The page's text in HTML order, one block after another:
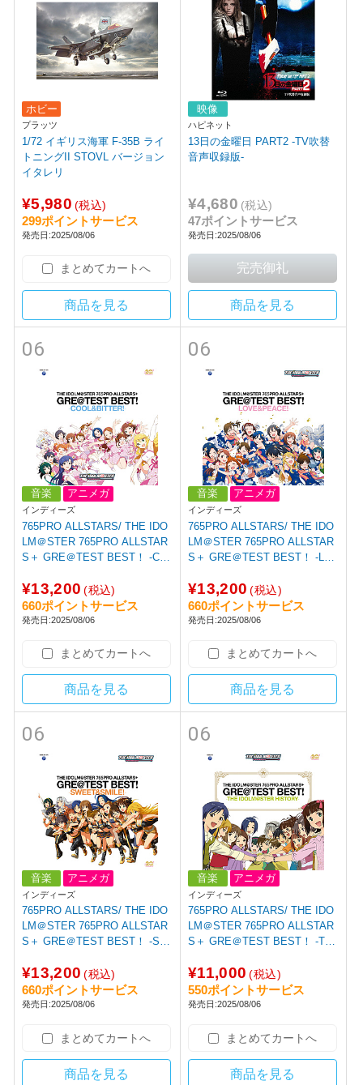
ホビー
プラッツ
1/72 イギリス海軍 F-35B ライ
トニングII STOVL バージョン
イタレリ
¥5,980 (税込)
299ポイントサービス
発売日:2025/08/06
まとめてカートへ
商品を見る
映像
ハピネット
13日の金曜日 PART2 -TV吹替
音声収録版-
¥4,680 (税込)
47ポイントサービス
発売日:2025/08/06
商品を見る
06
音楽 アニメガ
インディーズ
765PRO ALLSTARS/ THE IDO
LM＠STER 765PRO ALLSTAR
S＋ GRE＠TEST BEST！ -CO
¥13,200 (税込)
660ポイントサービス
発売日:2025/08/06
まとめてカートへ
商品を見る
06
音楽 アニメガ
インディーズ
765PRO ALLSTARS/ THE IDO
LM＠STER 765PRO ALLSTAR
S＋ GRE＠TEST BEST！ -LO
イブリッド） 【sof001】
¥13,200 (税込)
660ポイントサービス
発売日:2025/08/06
まとめてカートへ
商品を見る
06
音楽 アニメガ
インディーズ
765PRO ALLSTARS/ THE IDO
LM＠STER 765PRO ALLSTAR
S＋ GRE＠TEST BEST！ -SW
¥13,200 (税込)
660ポイントサービス
発売日:2025/08/06
まとめてカートへ
商品を見る
06
音楽 アニメガ
インディーズ
765PRO ALLSTARS/ THE IDO
LM＠STER 765PRO ALLSTAR
S＋ GRE＠TEST BEST！ -TH
【sof001】
¥11,000 (税込)
550ポイントサービス
発売日:2025/08/06
まとめてカートへ
商品を見る